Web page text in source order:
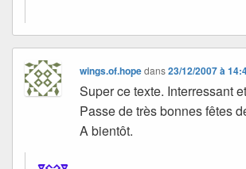
wings.of.hopedans23/12/2007 à
Super ce texte. Interressant
Passe de très bonnes fêtes
A bientôt.